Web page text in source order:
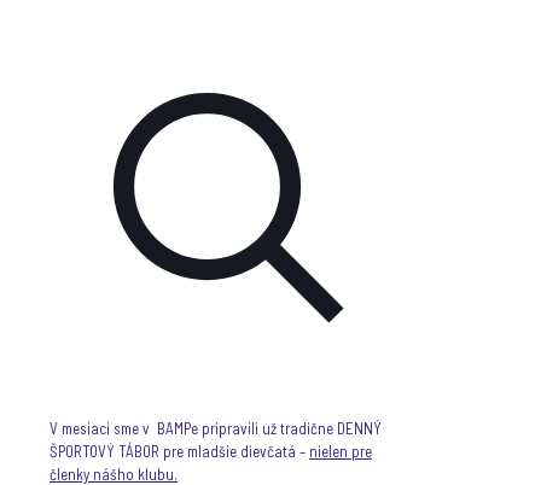
V mesiaci sme v BAMPe pripravili už tradične DENNÝ
ŠPORTOVÝ TÁBOR pre mladšie dievčatá – nielen pre
členky nášho klubu.